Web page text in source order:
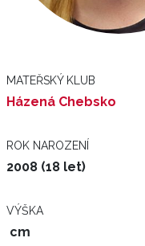
MATEŘSKÝ KLUB
Házená Chebsko
ROK NAROZENÍ
2008 (18 let)
VÝŠKA
cm